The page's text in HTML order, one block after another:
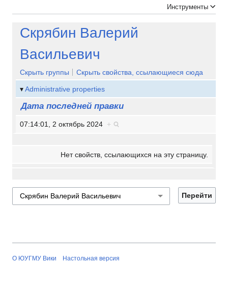
Инструменты
Скрябин Валерий
Васильевич
Скрыть группы Скрыть свойства, ссылающиеся сюда
Administrative properties
Дата последней правки
07:14:01, 2 октябрь 2024 +
Нет свойств, ссылающихся на эту страницу.
О ЮУГМУ Вики Настольная версия